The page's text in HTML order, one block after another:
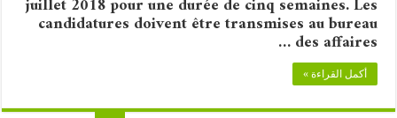
juillet 2018 pour une durée de cinq semaines. Les
candidatures doivent être transmises au bureau
des affaires …
أكمل القراءة »